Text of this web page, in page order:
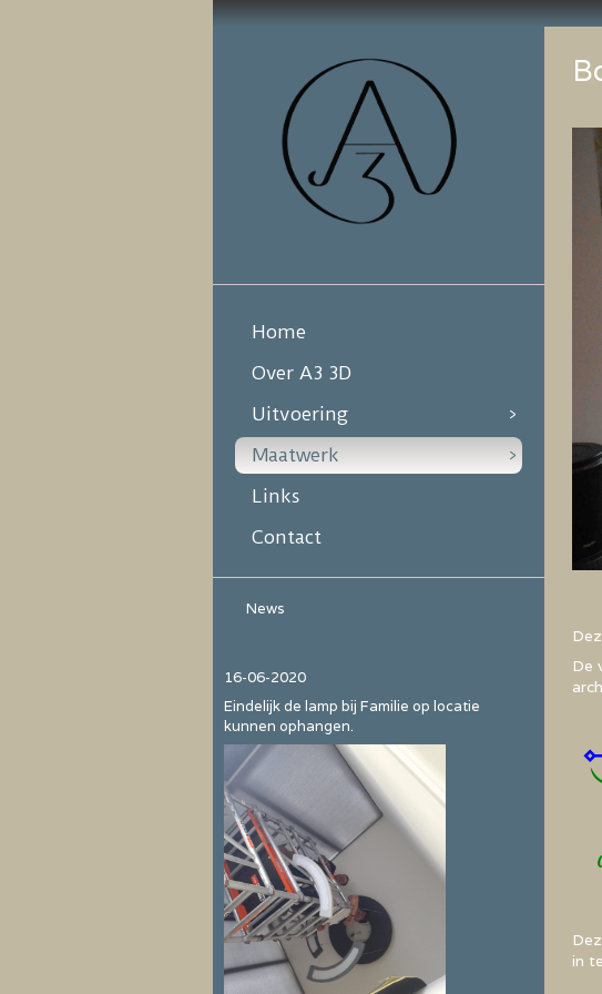
Home
Over A3 3D
>
Uitvoering
>
Maatwerk
Links
Contact
News
16-06-2020
Eindelijk de lamp bij Familie op locatie
kunnen ophangen.
De
in